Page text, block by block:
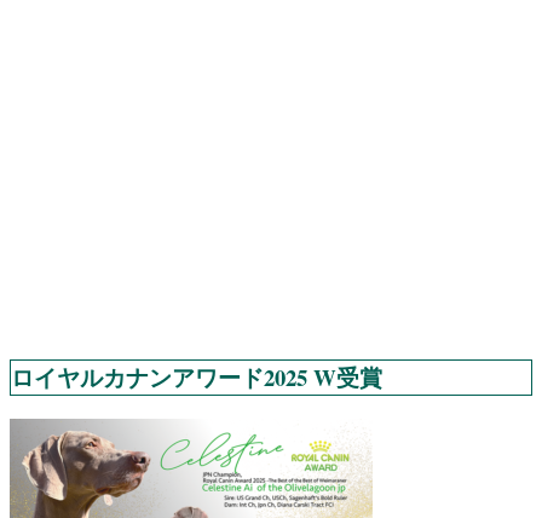
ロイヤルカナンアワード2025 W受賞